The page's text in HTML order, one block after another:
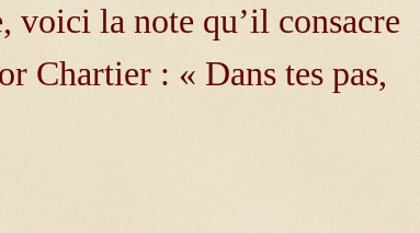
voici la note qu’il consacre
Chartier : « Dans tes pas,